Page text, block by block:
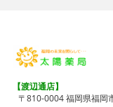
【渡辺通店】
〒810-0004 福岡県福岡